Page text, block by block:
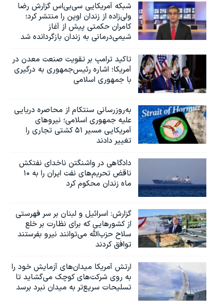
شبکه آمریکایی سی‌بی‌‌اس گزارش رضا
ولی‌زاده از زندان اوین را منتشر کرد؛
کامران حکمتی پیش از آغاز
شیمی‌درمانی به زندان بازگردانده شد
تاکید ترامپ بر تقویت صنعت معدن در
آمریکا؛ اشاره رئیس‌جمهوری به درگیری
با جمهوری اسلامی
به‌روزرسانی سنتکام از محاصره دریایی
علیه جمهوری اسلامی؛ نیروهای
آمریکایی مسیر ۵۱ کشتی تجاری را
تغییر دادند
دادگاهی در واشنگتن ناخدای نفتکش
ناقض تحریم‌های نفت ایران را به ۱۰
ماه زندان محکوم کرد
گزارش‌: اسرائيل و لبنان بر سر فهرستی
از کشورهایی که برای نظارت بر خلع
سلاح حزب‌الله می‌توانند نیرو بفرستند
توافق کردند
ارتش آمریکا میدان‌های آزمایش خود را
به روی شرکت‌های کوچک می‌گشاید تا
تسلیحات سریع‌تر به میدان نبرد برسد